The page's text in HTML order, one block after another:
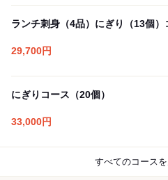
ランチ刺身（4品）にぎり（13個）
29,700円
にぎりコース（20個）
33,000円
すべてのコースを